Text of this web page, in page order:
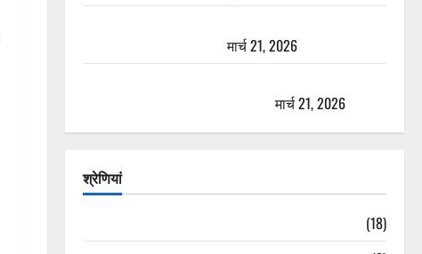
मार्च 21, 2026
मार्च 21, 2026
श्रेणियां
(18)